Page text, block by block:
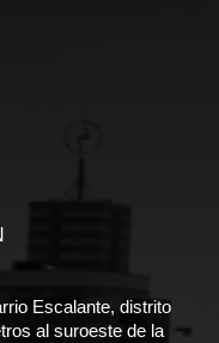
Escalante, distrito
al suroeste de la